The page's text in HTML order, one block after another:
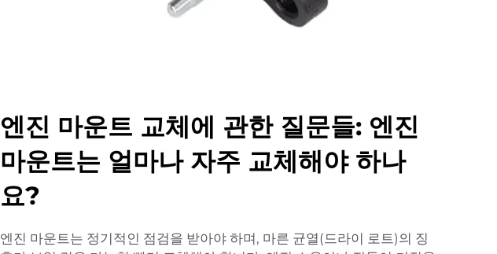
엔진 마운트 교체에 관한 질문들: 엔진
마운트는 얼마나 자주 교체해야 하나
요?
엔진 마운트는 정기적인 점검을 받아야 하며, 마른 균열(드라이 로트)의 징